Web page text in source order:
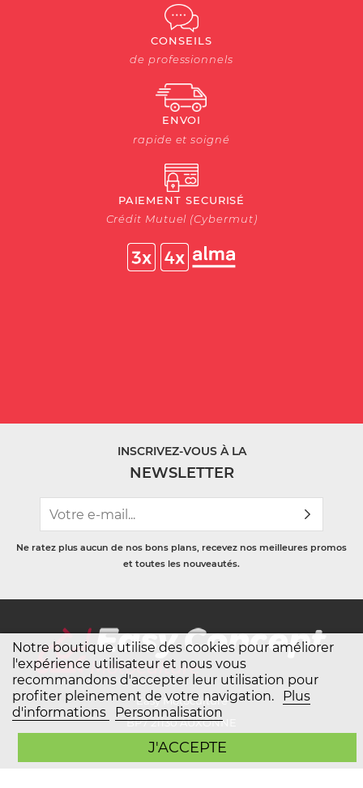
Notre boutique utilise des cookies pour améliorer
l'expérience utilisateur et nous vous
recommandons d'accepter leur utilisation pour
profiter pleinement de votre navigation.
Plus
d'informations
Personnalisation
J'ACCEPTE
CONSEILS
de professionnels
ENVOI
rapide et soigné
PAIEMENT SECURISÉ
Crédit Mutuel (Cybermut)
INSCRIVEZ-VOUS À LA
NEWSLETTER
Ne ratez plus aucun de nos bons plans, recevez nos meilleures promos
et toutes les nouveautés.
Easy Motoculture
BP7 21130 AUXONNE